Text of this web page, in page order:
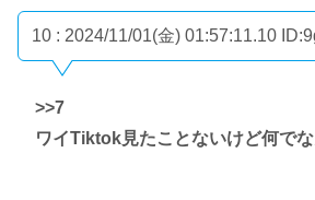
10 : 2024/11/01(金) 01:57:11.10
>>7
ワイTiktok見たことないけど何でな